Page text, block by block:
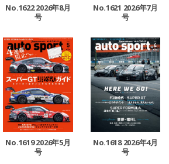
No.1622 2026年8月
号
No.1621 2026年7月
号
No.1619 2026年5月
号
No.1618 2026年4月
号